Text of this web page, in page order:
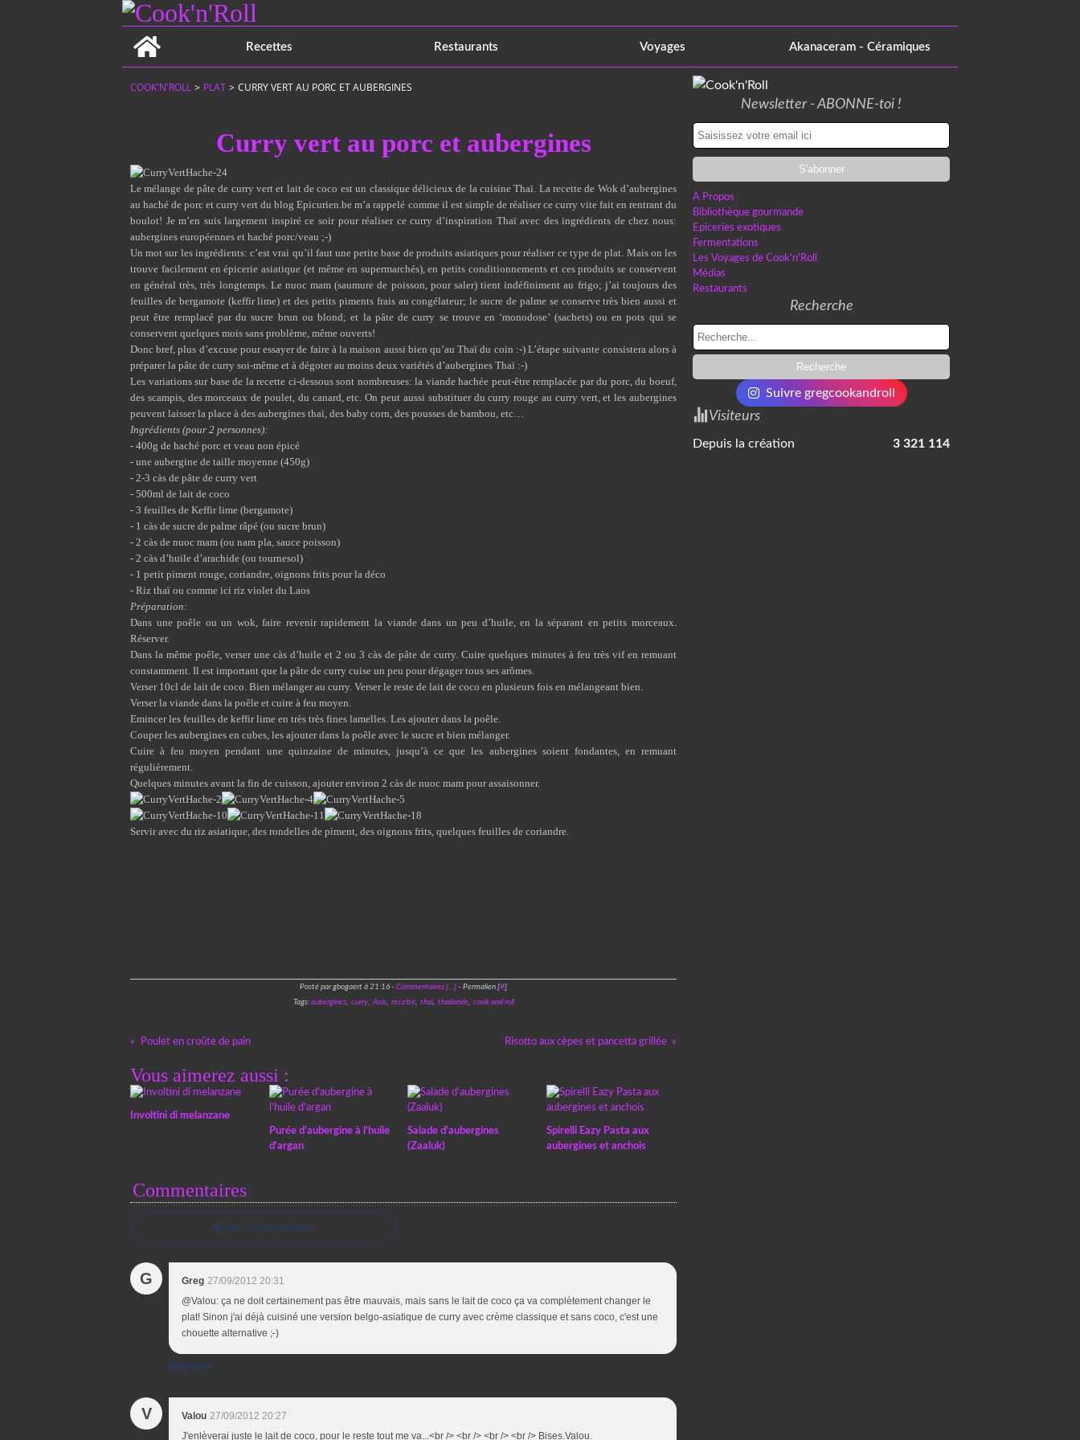
Recettes
Restaurants Voyages Akanaceram - Céramiques
COOK'N'ROLL > PLAT > CURRY VERT AU PORC ET AUBERGINES
Curry vert au porc et aubergines
Le mélange de pâte de curry vert et lait de coco est un classique délicieux de la cuisine Thaï. La recette de Wok d’aubergines
au haché de porc et curry vert du blogEpicurien.be m’a rappelé comme il est simple de réaliser ce curry vite fait en rentrant du
boulot! Je m’en suis largement inspiré ce soir pour réaliser ce curry d’inspiration Thaï avec des ingrédients de chez nous:
aubergines européennes et haché porc/veau ;-)
Un mot sur les ingrédients: c’est vrai qu’il faut une petite base de produits asiatiques pour réaliser ce type de plat. Mais on les
trouve facilement en épicerie asiatique (et même en supermarchés), en petits conditionnements et ces produits se conservent
en général très, très longtemps. Le nuoc mam (saumure de poisson, pour saler) tient indéfiniment au frigo; j’ai toujours des
feuilles de bergamote (keffir lime) et des petits piments frais au congélateur; le sucre de palme se conserve très bien aussi et
peut être remplacé par du sucre brun ou blond; et la pâte de curry se trouve en ‘monodose’ (sachets) ou en pots qui se
conservent quelques mois sans problème, même ouverts!
Donc bref, plus d’excuse pour essayer de faire à la maison aussi bien qu’au Thaï du coin :-) L’étape suivante consistera alors à
préparer la pâte de curry soi-même et à dégoter au moins deux variétés d’aubergines Thaï :-)
Les variations sur base de la recette ci-dessous sont nombreuses: la viande hachée peut-être remplacée par du porc, du boeuf,
des scampis, des morceaux de poulet, du canard, etc. On peut aussi substituer du curry rouge au curry vert, et les aubergines
peuvent laisser la place à des aubergines thaï, des baby corn, des pousses de bambou, etc…
Ingrédients (pour 2 personnes):
- 400g de haché porc et veau non épicé
- une aubergine de taille moyenne (450g)
- 2-3 càs de pâte de curry vert
- 500ml de lait de coco
- 3 feuilles de Keffir lime (bergamote)
- 1 càs de sucre de palme râpé (ou sucre brun)
- 2 càs de nuoc mam (ou nam pla, sauce poisson)
- 2 càs d’huile d’arachide (ou tournesol)
- 1 petit piment rouge, coriandre, oignons frits pour la déco
- Riz thaï ou comme ici riz violet du Laos
Préparation:
Dans une poêle ou un wok, faire revenir rapidement la viande dans un peu d’huile, en la séparant en petits morceaux.
Réserver.
Dans la même poêle, verser une càs d’huile et 2 ou 3 càs de pâte de curry. Cuire quelques minutes à feu très vif en remuant
constamment. Il est important que la pâte de curry cuise un peu pour dégager tous ses arômes.
Verser 10cl de lait de coco. Bien mélanger au curry. Verser le reste de lait de coco en plusieurs fois en mélangeant bien.
Verser la viande dans la poêle et cuire à feu moyen.
Emincer les feuilles de keffir lime en très très fines lamelles. Les ajouter dans la poêle.
Couper les aubergines en cubes, les ajouter dans la poêle avec le sucre et bien mélanger.
Cuire à feu moyen pendant une quinzaine de minutes, jusqu’à ce que les aubergines soient fondantes, en remuant
régulièrement.
Quelques minutes avant la fin de cuisson, ajouter environ 2 càs de nuoc mam pour assaisonner.
Servir avec du riz asiatique, des rondelles de piment, des oignons frits, quelques feuilles de coriandre.
Posté par gbogaert à 21:16 - Commentaires […] - Permalien [#]
Tags: aubergines, curry, Asie, recette, thai, thailande, cook and roll
Poulet en croûte de pain Risotto aux cèpes et pancetta grillée
Vous aimerez aussi :
Involtini di melanzane
Purée d'aubergine à l'huile
d'argan
Salade d'aubergines
(Zaaluk)
Spirelli Eazy Pasta aux
aubergines et anchois
Commentaires
Ajouter un commentaire
G Greg 27/09/2012 20:31
@Valou: ça ne doit certainement pas être mauvais, mais sans le lait de coco ça va complètement changer le
plat! Sinon j'ai déjà cuisiné une version belgo-asiatique de curry avec crème classique et sans coco, c'est une
chouette alternative ;-)
Répondre
V Valou 27/09/2012 20:27
J'enlèverai juste le lait de coco, pour le reste tout me va...<br /> <br /> <br /> <br /> Bises.Valou.
Newsletter - ABONNE-toi !
A Propos
Bibliothèque gourmande
Epiceries exotiques
Fermentations
Les Voyages de Cook'n'Roll
Médias
Restaurants
Recherche
Suivre gregcookandroll
Visiteurs
Depuis la création 3 321 114